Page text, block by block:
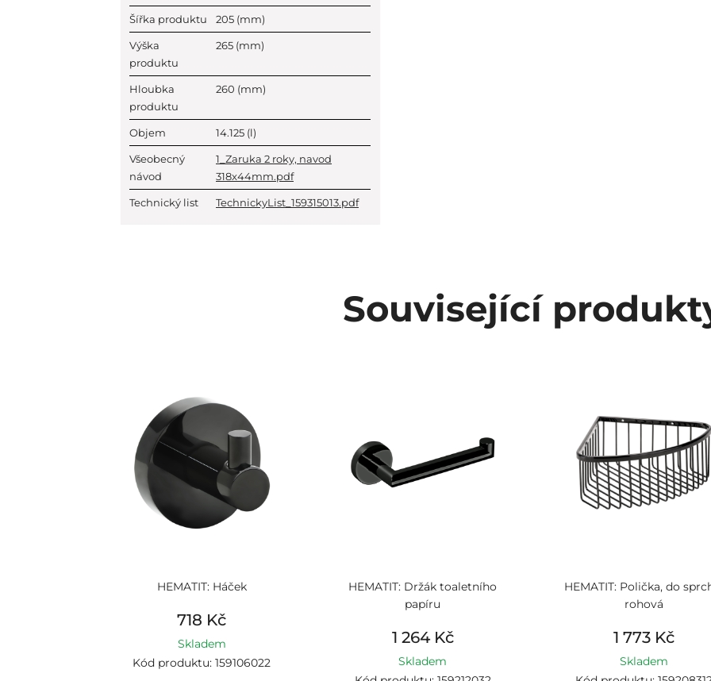
Šířka produktu 205 (mm)
Výška
produktu
265 (mm)
Hloubka
produktu
260 (mm)
Objem 14.125 (l)
Všeobecný
návod
1_Zaruka 2 roky, navod
318x44mm.pdf
Technický list TechnickyList_159315013.pdf
Související
HEMATIT: Háček
718 Kč
Skladem
Kód produktu: 159106022
HEMATIT: Držák toaletního
papíru
1 264 Kč
Skladem
HEMATIT: Polička, do
rohová
1 773 Kč
Skladem